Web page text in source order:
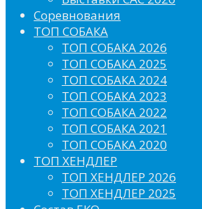
Соревнования
ТОП СОБАКА
ТОП СОБАКА 2026
ТОП СОБАКА 2025
ТОП СОБАКА 2024
ТОП СОБАКА 2023
ТОП СОБАКА 2022
ТОП СОБАКА 2021
ТОП СОБАКА 2020
ТОП ХЕНДЛЕР
ТОП ХЕНДЛЕР 2026
ТОП ХЕНДЛЕР 2025